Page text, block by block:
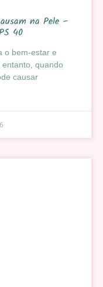
na Pele –
40
o bem-estar e
quando
causar